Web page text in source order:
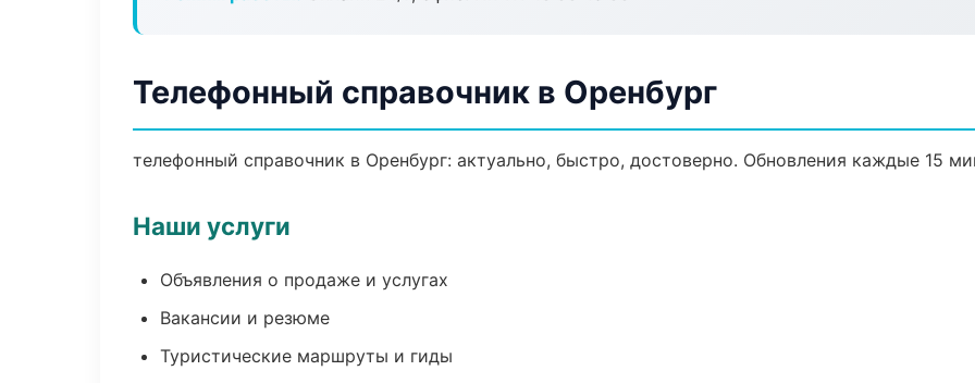
Телефонный справочник в Оренбург
телефонный справочник в Оренбург: актуально, быстро, достоверно. Обновления каждые 15
Наши услуги
Объявления о продаже и услугах
Вакансии и резюме
Туристические маршруты и гиды